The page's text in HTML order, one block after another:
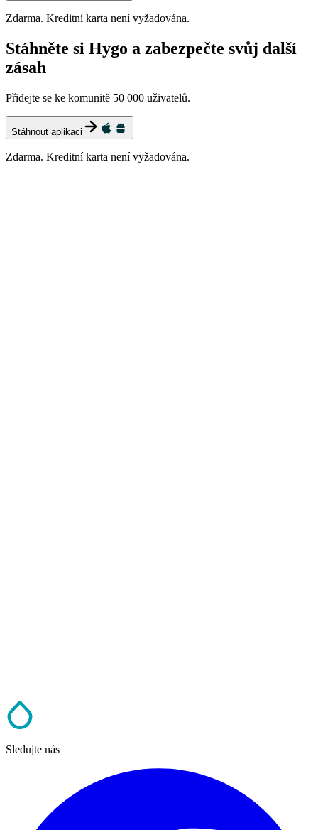
Zdarma. Kreditní karta není vyžadována.
Stáhněte si Hygo a zabezpečte svůj další
zásah
Přidejte se ke komunitě 50 000 uživatelů.
Stáhnout aplikaci
Zdarma. Kreditní karta není vyžadována.
Sledujte nás